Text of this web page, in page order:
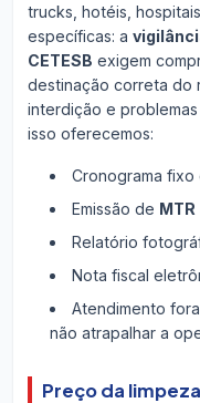
trucks, hotéis,
específicas: a
CETESB exigem
destinação correta do
interdição e
isso oferecemos:
Cronograma fixo
Emissão de MTR
Relatório
Nota fiscal
Atendimento
não atrapalhar a
Preço da